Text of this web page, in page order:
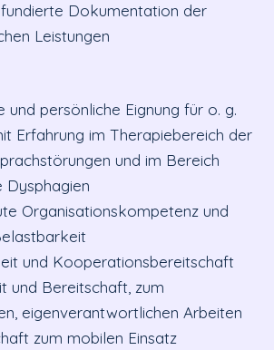
Dokumentation der
Leistungen
und persönliche Eignung für o. g.
Erfahrung im Therapiebereich der
und im Bereich
Dysphagien
Organisationskompetenz und
und Kooperationsbereitschaft
und Bereitschaft, zum
eigenverantwortlichen Arbeiten
zum mobilen Einsatz